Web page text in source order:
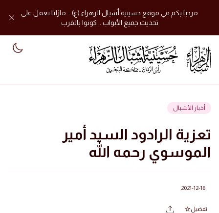
مرحبا بكم في موقع حسينية أشبال الزهراء (ع) .. مازلنا نعمل على
تحديث جميع الأبواب .. كونوا بالقرب
أخبار الأشبال
تعزية الرادود السيد أمير
الموسوي رحمه الله
2021-12-16
تفضيل